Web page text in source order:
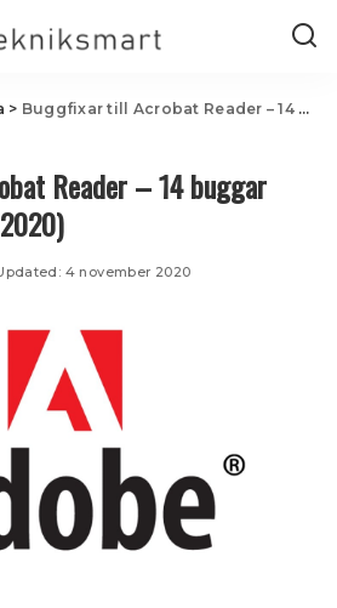
> Buggfixar till Acrobat Reader – 14 buggar fixade (november 2020)
Reader – 14 buggar
4 november 2020